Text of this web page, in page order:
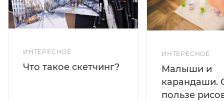
ИНТЕРЕСНОЕ
Что такое скетчинг?
ИНТЕРЕСНОЕ
Малыши и
карандаши.
пользе